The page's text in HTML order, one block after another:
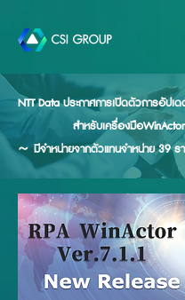
NTT Data ประกาศการเปิดตัวการอัปเ
สำหรับเครื่องมือ
～ มีจำหน่ายจากตัวแทนจำหน่าย 39 ร